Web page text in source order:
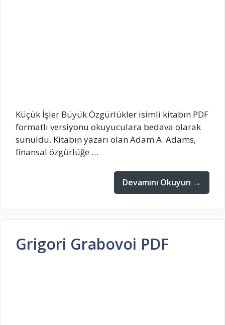
Küçük İşler Büyük Özgürlükler isimli kitabın PDF
formatlı versiyonu okuyuculara bedava olarak
sunuldu. Kitabın yazarı olan Adam A. Adams,
finansal özgürlüğe …
Devamını Okuyun →
Grigori Grabovoi PDF